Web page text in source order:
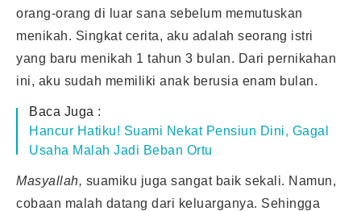
orang-orang di luar sana sebelum memutuskan
menikah. Singkat cerita, aku adalah seorang istri
yang baru menikah 1 tahun 3 bulan. Dari pernikahan
ini, aku sudah memiliki anak berusia enam bulan.
Baca Juga :
Hancur Hatiku! Suami Nekat Pensiun Dini, Gagal
Usaha Malah Jadi Beban Ortu
Masyallah, suamiku juga sangat baik sekali. Namun,
cobaan malah datang dari keluarganya. Sehingga